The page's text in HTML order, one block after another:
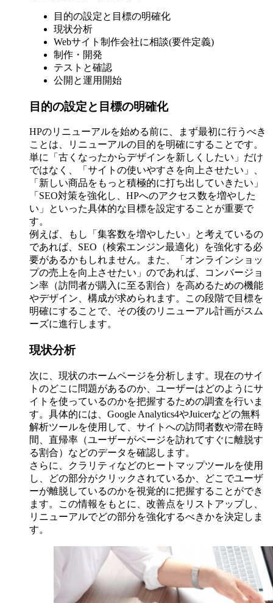
目的の設定と目標の明確化
現状分析
Webサイト制作会社に相談(要件定義)
制作・開発
テストと確認
公開と運用開始
目的の設定と目標の明確化
HPのリニューアルを始める前に、まず最初に行うべき
ことは、リニューアルの目的を明確にすることです。
単に「古くなったからデザインを新しくしたい」だけ
ではなく、「サイトの使いやすさを向上させたい」、
「新しい商品をもっと積極的に打ち出していきたい」
「SEO対策を強化し、HPへのアクセス数を増やした
い」といった具体的な目標を設定することが重要で
す。
例えば、もし「集客数を増やしたい」と考えているの
であれば、SEO（検索エンジン最適化）を強化する必
要があるかもしれません。また、「オンラインショッ
プの売上を向上させたい」のであれば、コンバージョ
ン率（訪問者が購入に至る割合）を高めるための機能
やデザイン、構成が求められます。この段階で目標を
明確にすることで、その後のリニューアル計画がスム
ーズに進行します。
現状分析
次に、現状のホームページを分析します。現在のサイ
トのどこに問題があるのか、ユーザーはどのようにサ
イトを使っているのかを把握するための調査を行いま
す。具体的には、Google Analytics4やJuicerなどの無料
解析ツールを使用して、サイトへの訪問者数や滞在時
間、直帰率（ユーザーがページを訪れてすぐに離脱す
る割合）などのデータを確認します。
さらに、クラリティなどのヒートマップツールを使用
し、どの部分がクリックされているか、どこでユーザ
ーが離脱しているのかを視覚的に把握することができ
ます。この情報をもとに、改善点をリストアップし、
リニューアルでどの部分を強化するべきかを決定しま
す。